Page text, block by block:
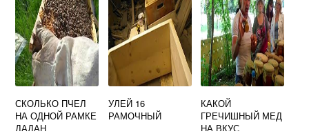
СКОЛЬКО ПЧЕЛ
НА ОДНОЙ РАМКЕ
ДАДАН
УЛЕЙ 16
РАМОЧНЫЙ
КАКОЙ
ГРЕЧИШНЫЙ МЕД
НА ВКУС